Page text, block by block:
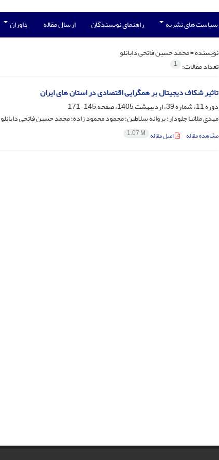
سیاست های نشریه راهنمای نویسندگان ارسال مقاله داوران
نویسنده =محمد حسین فاتحی دابانلو
تعداد مقالات: 1
تاثیر شکاف دیجیتال بر همگرایی اقتصادی در استان های ایران
دوره 11، شماره 39، اردیبهشت 1405، صفحه
145-171
مهدی ملانیا جلودار؛ پروانه سلاطین؛ محمود محمود زاده؛ محمد حسین فاتحی دابانلو
مشاهده مقاله اصل مقاله 1.07 M